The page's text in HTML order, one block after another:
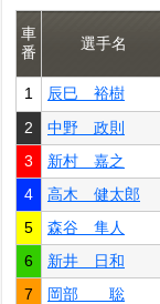
車
番
選手名
1 辰巳 裕樹
2
中野 政則
3
新村 嘉之
4
高木 健太郎
5
森谷 隼人
6
新井 日和
7
岡部 聡